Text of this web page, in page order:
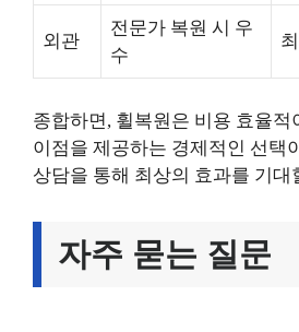
외관
전문가 복원 시 우
수
종합하면, 휠복원은 비용 효율적
이점을 제공하는 경제적인 선택
상담을 통해 최상의 효과를 기대
자주 묻는 질문